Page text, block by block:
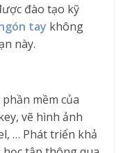
đào tạo kỹ
tay không
này.
mềm của
vẽ hình ảnh
… Phát triển khả